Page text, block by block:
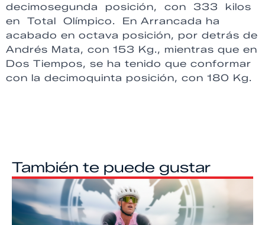
decimosegunda posición, con 333 kilos
en Total Olímpico. En Arrancada ha
acabado en octava posición, por detrás de
Andrés Mata, con 153 Kg., mientras que en
Dos Tiempos, se ha tenido que conformar
con la decimoquinta posición, con 180 Kg.
También te puede gustar